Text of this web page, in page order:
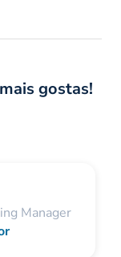
gostas!
Manager